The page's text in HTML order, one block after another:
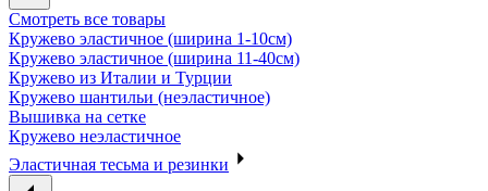
Смотреть все товары
Кружево эластичное (ширина 1-10см)
Кружево эластичное (ширина 11-40см)
Кружево из Италии и Турции
Кружево шантильи (неэластичное)
Вышивка на сетке
Кружево неэластичное
Эластичная тесьма и резинки